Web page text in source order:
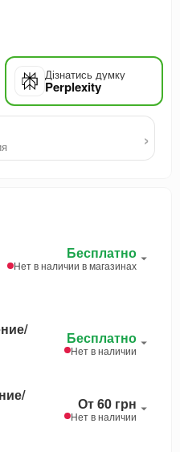
Дізнатись думку
Perplexity
›
Бесплатно
Нет в наличии в магазинах
Бесплатно
Нет в наличии
От 60 грн
Нет в наличии